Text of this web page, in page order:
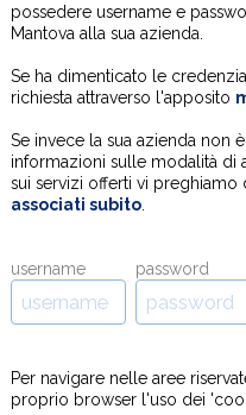
possedere username e
Mantova alla sua azienda.
Se ha dimenticato le
richiesta attraverso l'apposito
Se invece la sua azienda non
informazioni sulle modalità di
sui servizi offerti vi
associati subito.
username password
Per navigare nelle aree
proprio browser l'uso dei